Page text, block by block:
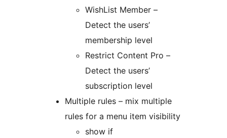
WishList Member –
Detect the users’
membership level
Restrict Content Pro –
Detect the users’
subscription level
Multiple rules – mix multiple
rules for a menu item visibility
show if